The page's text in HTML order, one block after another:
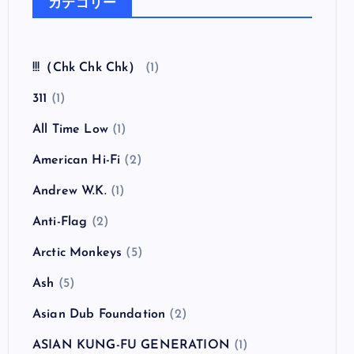
ウ）
（ザ・コーラル インヴィジブル・インヴェイジ
ョン）
カテゴリー
!!!（Chk Chk Chk）
311(1)
All Time Low(1)